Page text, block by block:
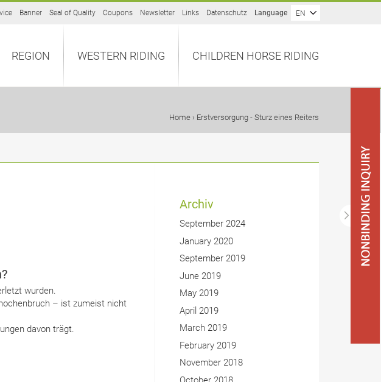
Banner Seal of Quality Coupons Newsletter Links Datenschutz Language EN
REGION WESTERN RIDING CHILDREN HORSE RIDING
Home › Erstversorgung - Sturz eines Reiters
wurden.
– ist zumeist nicht
davon trägt.
Archiv
September 2024
January 2020
September 2019
June 2019
May 2019
April 2019
March 2019
February 2019
November 2018